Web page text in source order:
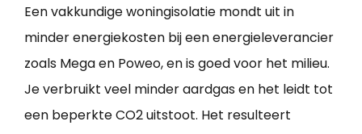
Een vakkundige woningisolatie mondt uit in
minder energiekosten bij een energieleverancier
zoals Mega en Poweo, en is goed voor het milieu.
Je verbruikt veel minder aardgas en het leidt tot
een beperkte CO2 uitstoot. Het resulteert